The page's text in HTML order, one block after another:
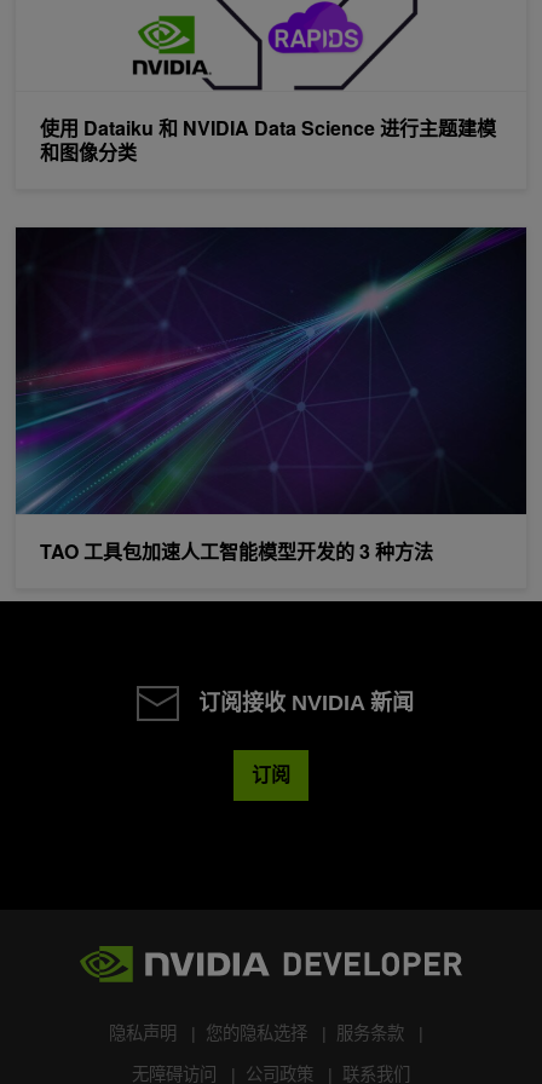
使用 Dataiku 和 NVIDIA Data Science 进行主题建模
和图像分类
TAO 工具包加速人工智能模型开发的 3 种方法
TAO 工具包加速人工智能模型开发的 3 种方法
订阅接收 NVIDIA 新闻
订阅
隐私声明 您的隐私选择 服务条款
无障碍访问 公司政策 联系我们